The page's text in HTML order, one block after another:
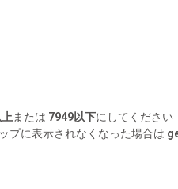
または 7949以下にしてください
プに表示されなくなった場合は